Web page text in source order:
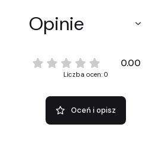
Opinie
0.00
Liczba ocen: 0
Oceń i opisz